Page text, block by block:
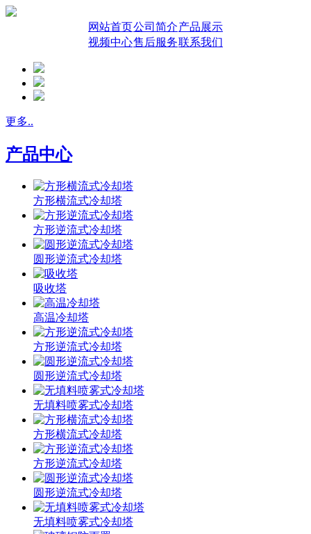
网站首页公司简介产品展示
视频中心售后服务联系我们
更多..
产品中心
方形横流式冷却塔
方形逆流式冷却塔
圆形逆流式冷却塔
吸收塔
高温冷却塔
方形逆流式冷却塔
圆形逆流式冷却塔
无填料喷雾式冷却塔
方形横流式冷却塔
方形逆流式冷却塔
圆形逆流式冷却塔
无填料喷雾式冷却塔